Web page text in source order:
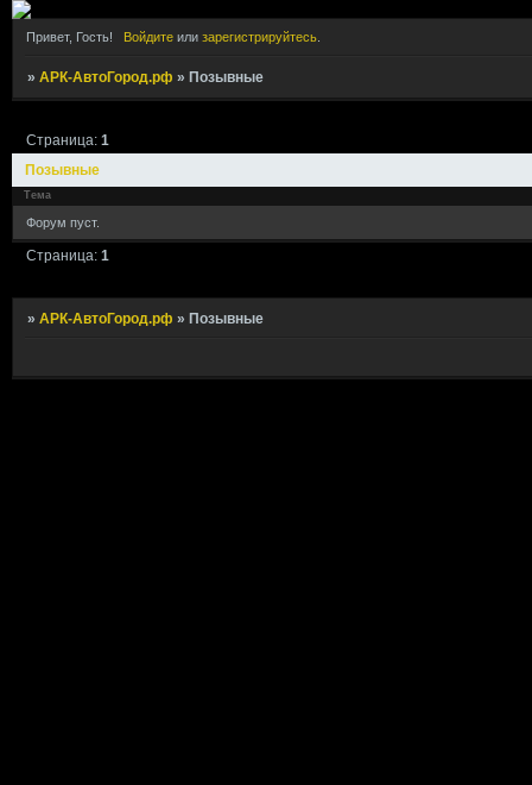
Привет, Гость! Войдитеили зарегистрируйтесь.
»АРК-АвтоГород.рф »Позывные
Позывные
Страница:1
Тема
Форум пуст.
Страница:1
»АРК-АвтоГород.рф » Позывные